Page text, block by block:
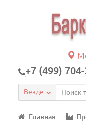
+7 (499)
Везде
Главная